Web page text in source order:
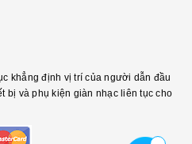
khẳng định vị trí của người dẫn đầu
bị và phụ kiện giàn nhạc liên tục cho